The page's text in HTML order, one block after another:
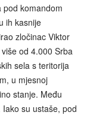
pod komandom
ih kasnije
zločinac Viktor
od 4.000 Srba
sela s teritorija
u mjesnoj
stanje. Među
su ustaše, pod